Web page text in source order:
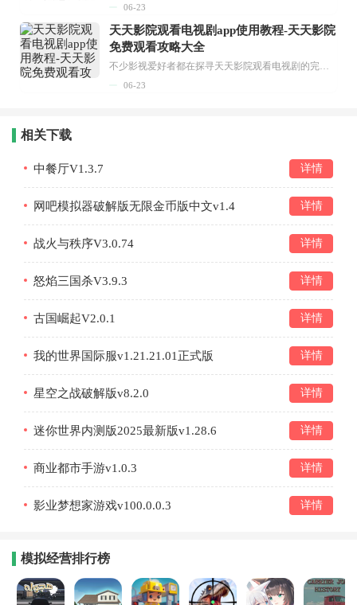
06-23
天天影院观看电视剧app使用教程-天天影院
免费观看攻略大全
不少影视爱好者都在探寻天天影院观看电视剧的完整方法，结合最新平台使用规则，本篇新手入门攻略全面讲解观看渠道、检索流程、播放设置以及画面模式调整等实用内容。全文适配手机、电脑等主流设备，步骤简洁易懂，无论是初次使用的新手，还是想要优化观影体验的用户，都能参照内容快速上手，熟练掌握平台各项操作技巧，轻松畅享影视内容。...
06-23
相关下载
中餐厅V1.3.7 详情
网吧模拟器破解版无限金币版中文v1.4 详情
战火与秩序V3.0.74 详情
怒焰三国杀V3.9.3 详情
古国崛起V2.0.1 详情
我的世界国际服v1.21.21.01正式版 详情
星空之战破解版v8.2.0 详情
迷你世界内测版2025最新版v1.28.6 详情
商业都市手游v1.0.3 详情
影业梦想家游戏v100.0.0.3 详情
模拟经营排行榜